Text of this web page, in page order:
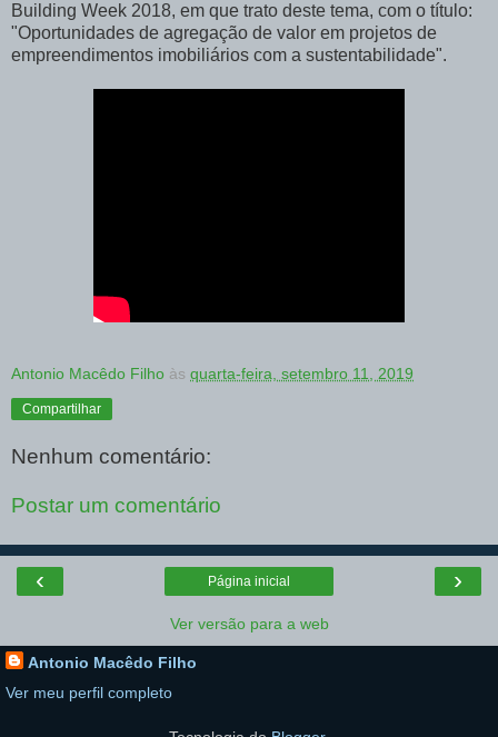
Building Week 2018, em que trato deste tema, com o título:
"Oportunidades de agregação de valor em projetos de
empreendimentos imobiliários com a sustentabilidade".
Antonio Macêdo Filho às quarta-feira, setembro 11, 2019
Compartilhar
Nenhum comentário:
Postar um comentário
‹ ›
Página inicial
Ver versão para a web
Antonio Macêdo Filho
Ver meu perfil completo